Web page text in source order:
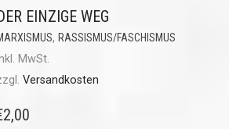
EINZIGE WEG
, RASSISMUS/FASCHISMUS
MwSt.
Versandkosten
2,00